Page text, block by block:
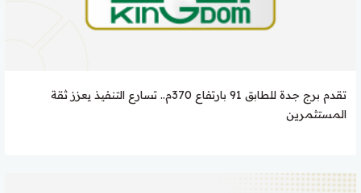
تقدم برج جدة للطابق 91 بارتفاع 370م.. تسارع التنفيذ يعزز ثقة
المستثمرين